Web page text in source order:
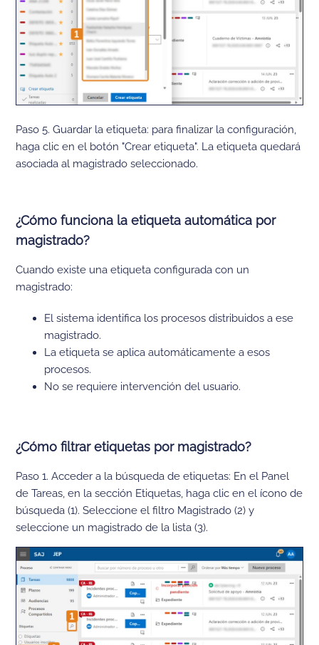
Paso 5. Guardar la etiqueta: para finalizar la configuración,
haga clic en el botón "Crear etiqueta". La etiqueta quedará
asociada al magistrado seleccionado.
¿Cómo funciona la etiqueta automática por
magistrado?
Cuando existe una etiqueta configurada con un
magistrado:
El sistema identifica los procesos distribuidos a ese
magistrado.
La etiqueta se aplica automáticamente a esos
procesos.
No se requiere intervención del usuario.
¿Cómo filtrar etiquetas por magistrado?
Paso 1. Acceder a la búsqueda de etiquetas: En el Panel
de Tareas, en la sección Etiquetas, haga clic en el ícono de
búsqueda (1). Seleccione el filtro Magistrado (2) y
seleccione un magistrado de la lista (3).